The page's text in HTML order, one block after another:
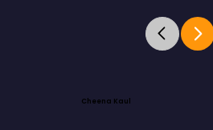
Cheena Kaul